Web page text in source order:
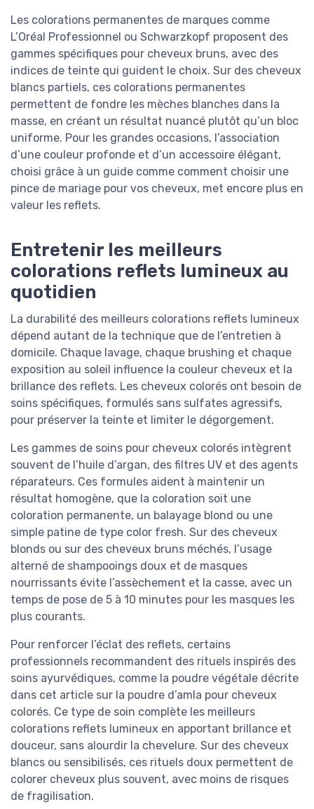
Les colorations permanentes de marques comme
L’Oréal Professionnel ou Schwarzkopf proposent des
gammes spécifiques pour cheveux bruns, avec des
indices de teinte qui guident le choix. Sur des cheveux
blancs partiels, ces colorations permanentes
permettent de fondre les mèches blanches dans la
masse, en créant un résultat nuancé plutôt qu’un bloc
uniforme. Pour les grandes occasions, l’association
d’une couleur profonde et d’un accessoire élégant,
choisi grâce à un guide comme comment choisir une
pince de mariage pour vos cheveux, met encore plus en
valeur les reflets.
Entretenir les meilleurs
colorations reflets lumineux au
quotidien
La durabilité des meilleurs colorations reflets lumineux
dépend autant de la technique que de l’entretien à
domicile. Chaque lavage, chaque brushing et chaque
exposition au soleil influence la couleur cheveux et la
brillance des reflets. Les cheveux colorés ont besoin de
soins spécifiques, formulés sans sulfates agressifs,
pour préserver la teinte et limiter le dégorgement.
Les gammes de soins pour cheveux colorés intègrent
souvent de l’huile d’argan, des filtres UV et des agents
réparateurs. Ces formules aident à maintenir un
résultat homogène, que la coloration soit une
coloration permanente, un balayage blond ou une
simple patine de type color fresh. Sur des cheveux
blonds ou sur des cheveux bruns méchés, l’usage
alterné de shampooings doux et de masques
nourrissants évite l’assèchement et la casse, avec un
temps de pose de 5 à 10 minutes pour les masques les
plus courants.
Pour renforcer l’éclat des reflets, certains
professionnels recommandent des rituels inspirés des
soins ayurvédiques, comme la poudre végétale décrite
dans cet article sur la poudre d’amla pour cheveux
colorés. Ce type de soin complète les meilleurs
colorations reflets lumineux en apportant brillance et
douceur, sans alourdir la chevelure. Sur des cheveux
blancs ou sensibilisés, ces rituels doux permettent de
colorer cheveux plus souvent, avec moins de risques
de fragilisation.